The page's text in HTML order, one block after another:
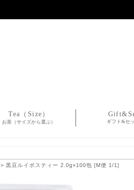
Tea（Size）
お茶（サイズから選ぶ） ギフト&セ
> 黒豆ルイボスティー 2.0g×100包 [M便 1/1]